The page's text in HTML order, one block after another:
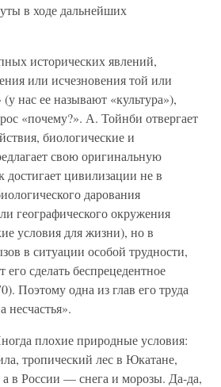
в ходе дальнейших
исторических явлений,
или исчезновения той или
нас ее называют «культура»),
«почему?». А. Тойнби отвергает
биологические и
свою оригинальную
цивилизации не в
дарования
географического окружения
условия для жизни), но в
в ситуации особой трудности,
его сделать беспрецедентное
Поэтому одна из глав его труда
несчастья».
плохие природные условия:
тропический лес в Юкатане,
в России — снега и морозы. Да-да,